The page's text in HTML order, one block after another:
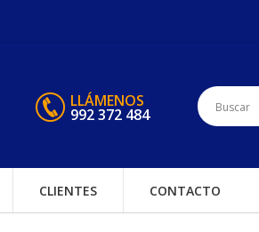
LLÁMENOS
992 372 484
CLIENTES CONTACTO